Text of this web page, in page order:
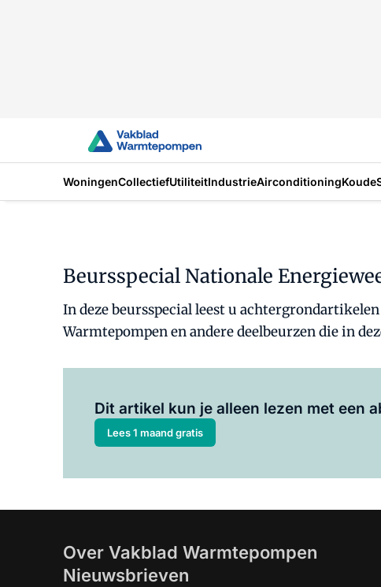
WoningenCollectiefUtiliteitIndustrieAirconditioningKoude
Beursspecial Nationale
In deze beursspecial leest u
Warmtepompen en andere deelbeurzen die in
Dit artikel kun je alleen lezen met een
Lees 1 maand gratis
Over Vakblad Warmtepompen
Nieuwsbrieven